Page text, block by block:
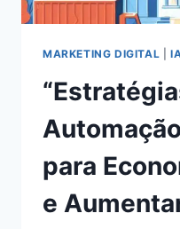
MARKETING DIGITAL
para
e